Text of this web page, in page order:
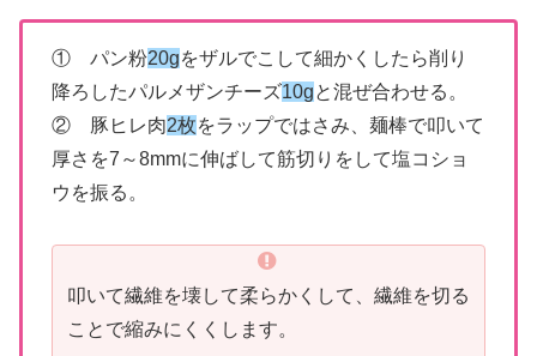
① パン粉20gをザルでこして細かくしたら削り
降ろしたパルメザンチーズ10gと混ぜ合わせる。
② 豚ヒレ肉2枚をラップではさみ、麺棒で叩いて
厚さを7～8mmに伸ばして筋切りをして塩コショ
ウを振る。
叩いて繊維を壊して柔らかくして、繊維を切る
ことで縮みにくくします。